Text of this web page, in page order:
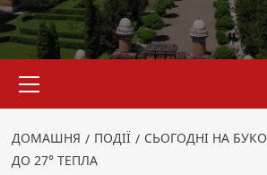
меню
ДОМАШНЯ ПОДІЇ
СЬОГОДНІ НА
ДО 27° ТЕПЛА